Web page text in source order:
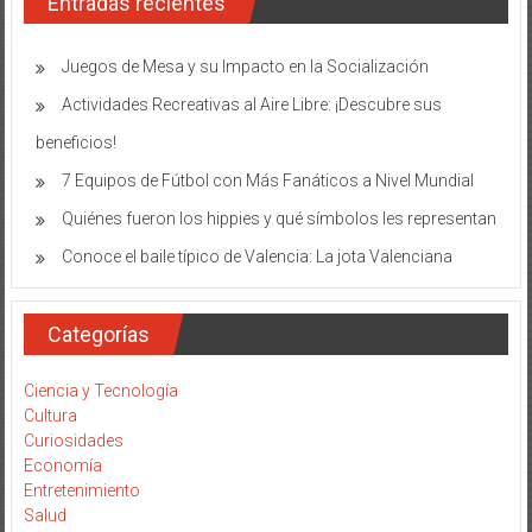
Juegos de Mesa y su Impacto en la Socialización
Actividades Recreativas al Aire Libre: ¡Descubre sus
beneficios!
7 Equipos de Fútbol con Más Fanáticos a Nivel Mundial
Quiénes fueron los hippies y qué símbolos les representan
Conoce el baile típico de Valencia: La jota Valenciana
Categorías
Ciencia y Tecnología
Cultura
Curiosidades
Economía
Entretenimiento
Salud